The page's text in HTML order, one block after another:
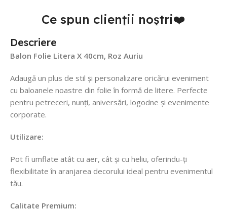
Ce spun clienții noștri❤️
Descriere
Balon Folie Litera X 40cm, Roz Auriu
Adaugă un plus de stil și personalizare oricărui eveniment
cu baloanele noastre din folie în formă de litere. Perfecte
pentru petreceri, nunți, aniversări, logodne și evenimente
corporate.
Utilizare:
Pot fi umflate atât cu aer, cât și cu heliu, oferindu-ți
flexibilitate în aranjarea decorului ideal pentru evenimentul
tău.
Calitate Premium: